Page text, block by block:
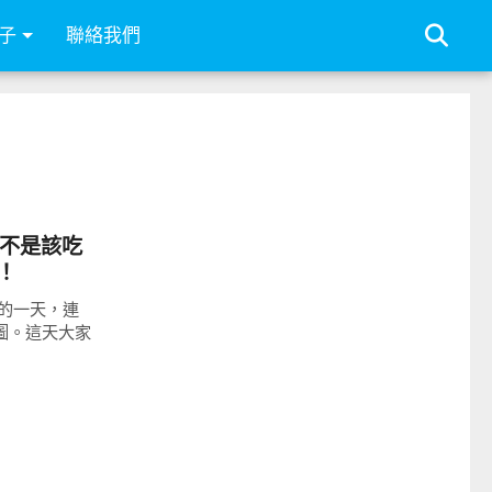
聯絡我們
是該吃
一天，連
。這天大家